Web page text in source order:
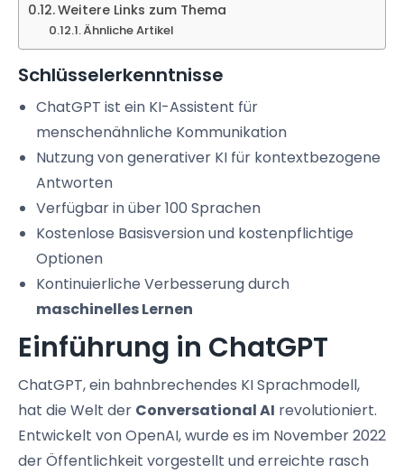
Weitere Links zum Thema
Ähnliche Artikel
Schlüsselerkenntnisse
ChatGPT ist ein KI-Assistent für
menschenähnliche Kommunikation
Nutzung von generativer KI für kontextbezogene
Antworten
Verfügbar in über 100 Sprachen
Kostenlose Basisversion und kostenpflichtige
Optionen
Kontinuierliche Verbesserung durch
maschinelles Lernen
Einführung in ChatGPT
ChatGPT, ein bahnbrechendes KI Sprachmodell,
hat die Welt der Conversational AI revolutioniert.
Entwickelt von OpenAI, wurde es im November 2022
der Öffentlichkeit vorgestellt und erreichte rasch